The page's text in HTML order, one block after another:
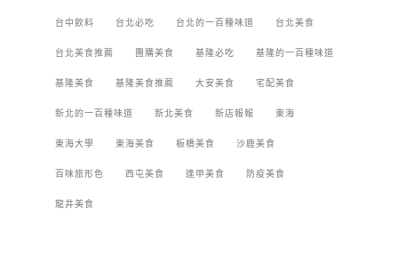
台中飲料 台北必吃 台北的一百種味道 台北美食
台北美食推薦 團購美食 基隆必吃 基隆的一百種味道
基隆美食 基隆美食推薦 大安美食 宅配美食
新北的一百種味道 新北美食 新店報報 東海
東海大學 東海美食 板橋美食 沙鹿美食
百味旅形色 西屯美食 逢甲美食 防疫美食
龍井美食